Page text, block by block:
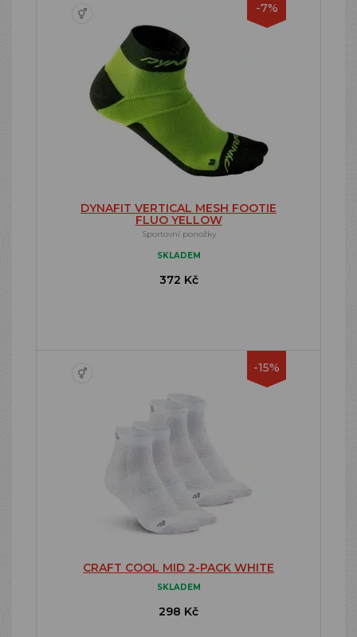
-7%
DYNAFIT VERTICAL MESH FOOTIE
FLUO YELLOW
Sportovní ponožky
SKLADEM
372 Kč
-15%
CRAFT COOL MID 2-PACK WHITE
SKLADEM
298 Kč